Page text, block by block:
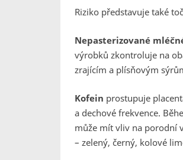
Riziko představuje také
Nepasterizované
výrobků zkontroluje na
zrajícím a plísňovým
Kofein prostupuje
a dechové frekvence.
může mít vliv na porodní
– zelený, černý, kolové